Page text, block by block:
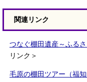
関連リンク
つなぐ棚田遺産～ふる
リンク＞
毛原の棚田ツアー（福